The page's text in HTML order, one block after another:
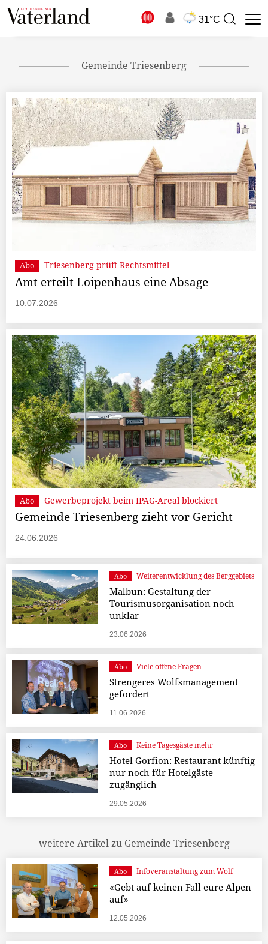
31°C
Suchbegriff
Gemeinde Triesenberg
Abo Triesenberg prüft Rechtsmittel
Amt erteilt Loipenhaus eine Absage
10.07.2026
Abo Gewerbeprojekt beim IPAG-Areal blockiert
Gemeinde Triesenberg zieht vor Gericht
24.06.2026
Abo Weiterentwicklung des Berggebiets
Malbun: Gestaltung der
Tourismusorganisation noch
unklar
23.06.2026
Abo Viele offene Fragen
Strengeres Wolfsmanagement
gefordert
11.06.2026
Abo Keine Tagesgäste mehr
Hotel Gorfion: Restaurant künftig
nur noch für Hotelgäste
zugänglich
29.05.2026
weitere Artikel zu Gemeinde Triesenberg
Abo Infoveranstaltung zum Wolf
«Gebt auf keinen Fall eure Alpen
auf»
12.05.2026